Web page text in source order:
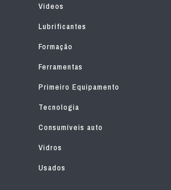
Vídeos
Lubrificantes
Formação
Ferramentas
Primeiro Equipamento
Tecnologia
Consumíveis auto
Vidros
Usados